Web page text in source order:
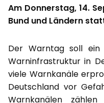
Am Donnerstag, 14.
Bund und Ländern
Der Warntag soll
Warninfrastruktur in
viele Warnkanäle
Deutschland vor
Warnkanälen